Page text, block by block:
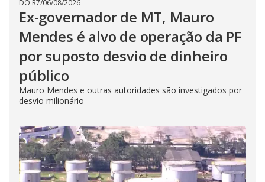
DO R7/06/08/2026
Ex-governador de MT, Mauro
Mendes é alvo de operação da PF
por suposto desvio de dinheiro
público
Mauro Mendes e outras autoridades são investigados por
desvio milionário